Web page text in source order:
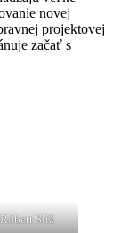
novej
projektovej
začať s
Slíž